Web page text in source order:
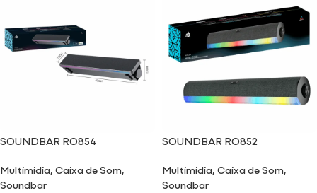
SOUNDBAR RO854
Multimidia,Caixa de Som,
Soundbar
SOUNDBAR RO852
Multimidia,Caixa de Som,
Soundbar